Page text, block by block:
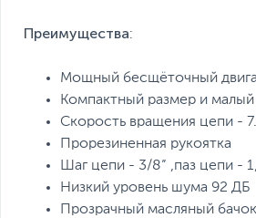
Преимущества:
Мощный бесщёточный
Компактный размер и малый
Скорость вращения цепи -
Прорезиненная рукоятка
Шаг цепи - 3/8” ,паз цепи -
Низкий уровень шума 92 ДБ
Прозрачный масляный